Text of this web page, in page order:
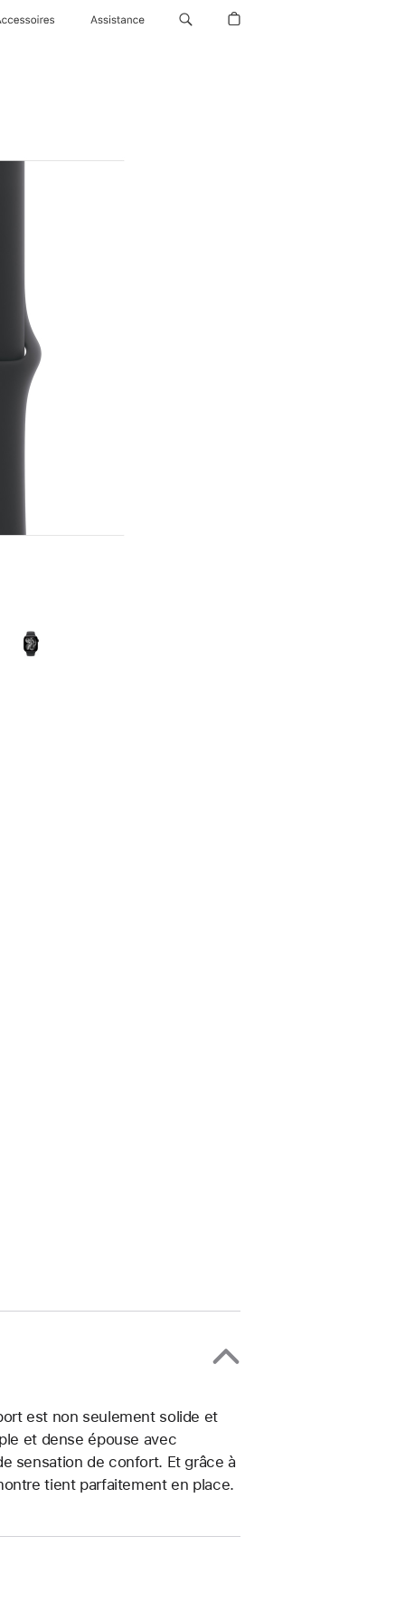
Assistance
est non seulement solide et
et dense épouse avec
sensation de confort. Et grâce à
tient parfaitement en place.